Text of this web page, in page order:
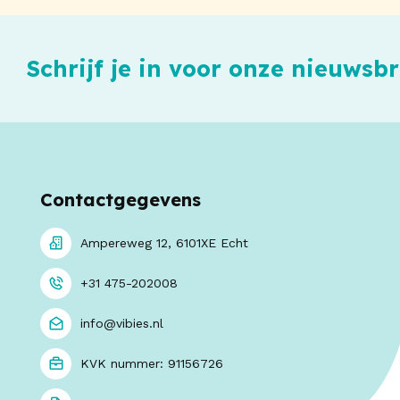
Schrijf je in voor onze
Contactgegevens
Ampereweg 12, 6101XE Echt
+31 475-202008
info@vibies.nl
KVK nummer: 91156726